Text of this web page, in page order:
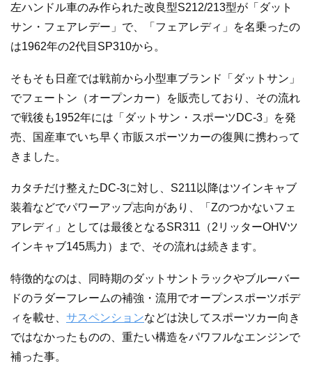
左ハンドル車のみ作られた改良型S212/213型が「ダット
サン・フェアレデー」で、「フェアレディ」を名乗ったの
は1962年の2代目SP310から。
そもそも日産では戦前から小型車ブランド「ダットサン」
でフェートン（オープンカー）を販売しており、その流れ
で戦後も1952年には「ダットサン・スポーツDC-3」を発
売、国産車でいち早く市販スポーツカーの復興に携わって
きました。
カタチだけ整えたDC-3に対し、S211以降はツインキャブ
装着などでパワーアップ志向があり、「Zのつかないフェ
アレディ」としては最後となるSR311（2リッターOHVツ
インキャブ145馬力）まで、その流れは続きます。
特徴的なのは、同時期のダットサントラックやブルーバー
ドのラダーフレームの補強・流用でオープンスポーツボデ
ィを載せ、 サスペンションなどは決してスポーツカー向き
ではなかったものの、重たい構造をパワフルなエンジンで
補った事。